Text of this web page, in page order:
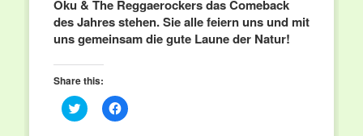
Oku & The Reggaerockers das Comeback
des Jahres stehen. Sie alle feiern uns und mit
uns gemeinsam die gute Laune der Natur!
Share this:
Click
to
Click
to